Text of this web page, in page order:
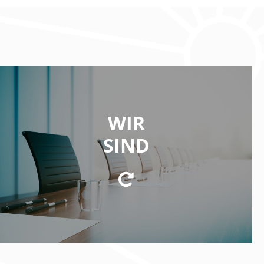
WIR
SIND
WIR SIND
eine Beteiligungsgesellschaft mit Investmentfokus
auf innovative Business-Konzepte und
Technologien aus den Bereichen Kryptowährungen
und Blockchaintechnologie.